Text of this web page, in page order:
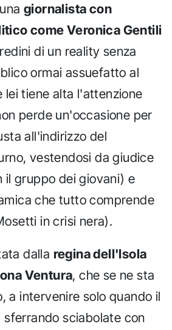
giornalista con
come Veronica Gentili
di un reality senza
ormai assuefatto al
lei tiene alta l'attenzione
perde un'occasione per
all'indirizzo del
vestendosi da giudice
il gruppo dei giovani) e
che tutto comprende
in crisi nera).
dalla regina dell'Isola
Ventura, che se ne sta
a intervenire solo quando il
sferrando sciabolate con